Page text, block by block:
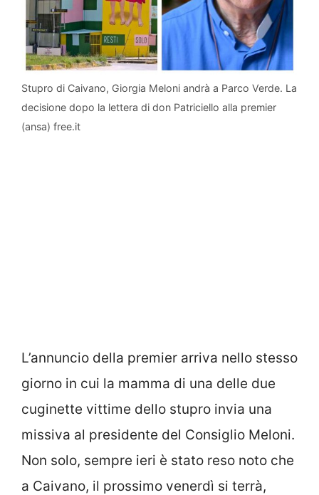
Stupro di Caivano, Giorgia Meloni andrà a Parco Verde. La
decisione dopo la lettera di don Patriciello alla premier
(ansa) free.it
L’annuncio della premier arriva nello stesso
giorno in cui la mamma di una delle due
cuginette vittime dello stupro invia una
missiva al presidente del Consiglio Meloni.
Non solo, sempre ieri è stato reso noto che
a Caivano, il prossimo venerdì si terrà,